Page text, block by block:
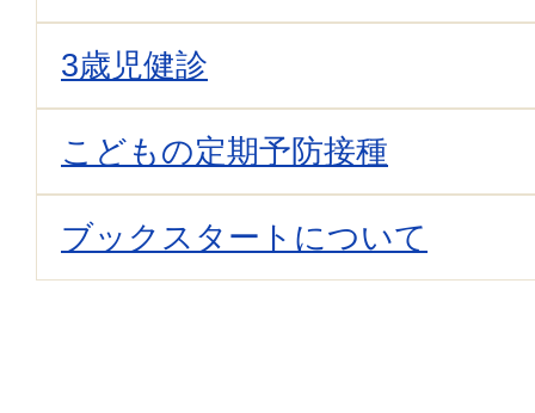
3歳児健診
こどもの定期予防接種
ブックスタートについて